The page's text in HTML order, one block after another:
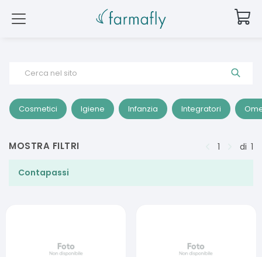
Cerca nel sito
Cosmetici Igiene Infanzia Integratori
MOSTRA FILTRI 1 di 1
Contapassi